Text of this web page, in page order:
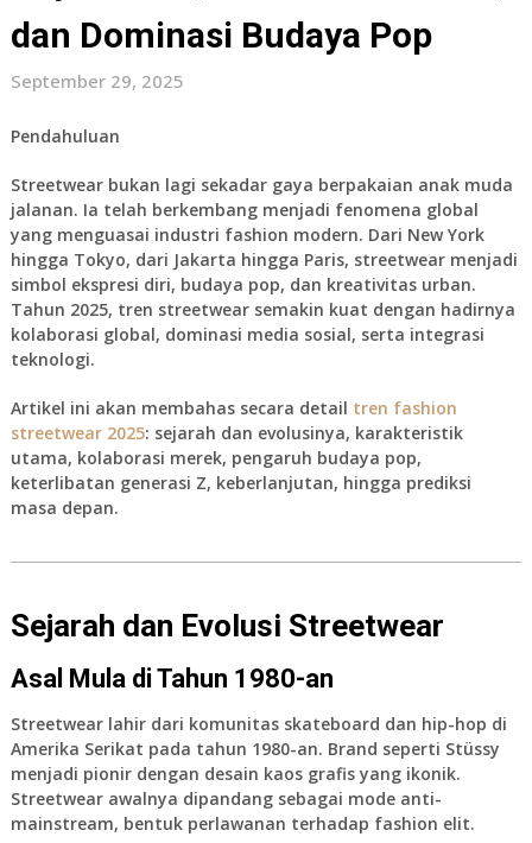
dan Dominasi Budaya Pop
September 29, 2025
Pendahuluan
Streetwear bukan lagi sekadar gaya berpakaian anak muda
jalanan. Ia telah berkembang menjadi fenomena global
yang menguasai industri fashion modern. Dari New York
hingga Tokyo, dari Jakarta hingga Paris, streetwear menjadi
simbol ekspresi diri, budaya pop, dan kreativitas urban.
Tahun 2025, tren streetwear semakin kuat dengan hadirnya
kolaborasi global, dominasi media sosial, serta integrasi
teknologi.
Artikel ini akan membahas secara detail tren fashion
streetwear 2025: sejarah dan evolusinya, karakteristik
utama, kolaborasi merek, pengaruh budaya pop,
keterlibatan generasi Z, keberlanjutan, hingga prediksi
masa depan.
Sejarah dan Evolusi Streetwear
Asal Mula di Tahun 1980-an
Streetwear lahir dari komunitas skateboard dan hip-hop di
Amerika Serikat pada tahun 1980-an. Brand seperti Stüssy
menjadi pionir dengan desain kaos grafis yang ikonik.
Streetwear awalnya dipandang sebagai mode anti-
mainstream, bentuk perlawanan terhadap fashion elit.